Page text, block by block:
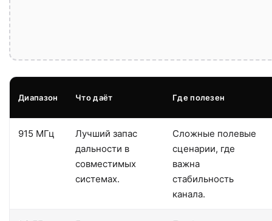
Диапазон Что даёт Где полезен
915 МГц
Лучший запас
дальности в
совместимых
системах.
Сложные полевые
сценарии, где
важна
стабильность
канала.